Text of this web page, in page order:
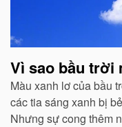
Vì sao bầu trời
Màu xanh lơ của bầu
các tia sáng xanh bị
Nhưng sự cong thêm